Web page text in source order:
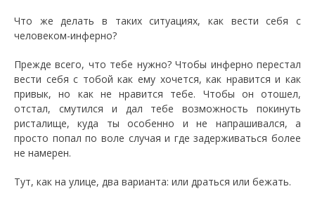
Что же делать в таких ситуациях, как вести себя с
человеком-инферно?
Прежде всего, что тебе нужно? Чтобы инферно перестал
вести себя с тобой как ему хочется, как нравится и как
привык, но как не нравится тебе. Чтобы он отошел,
отстал, смутился и дал тебе возможность покинуть
ристалище, куда ты особенно и не напрашивался, а
просто попал по воле случая и где задерживаться более
не намерен.
Тут, как на улице, два варианта: или драться или бежать.